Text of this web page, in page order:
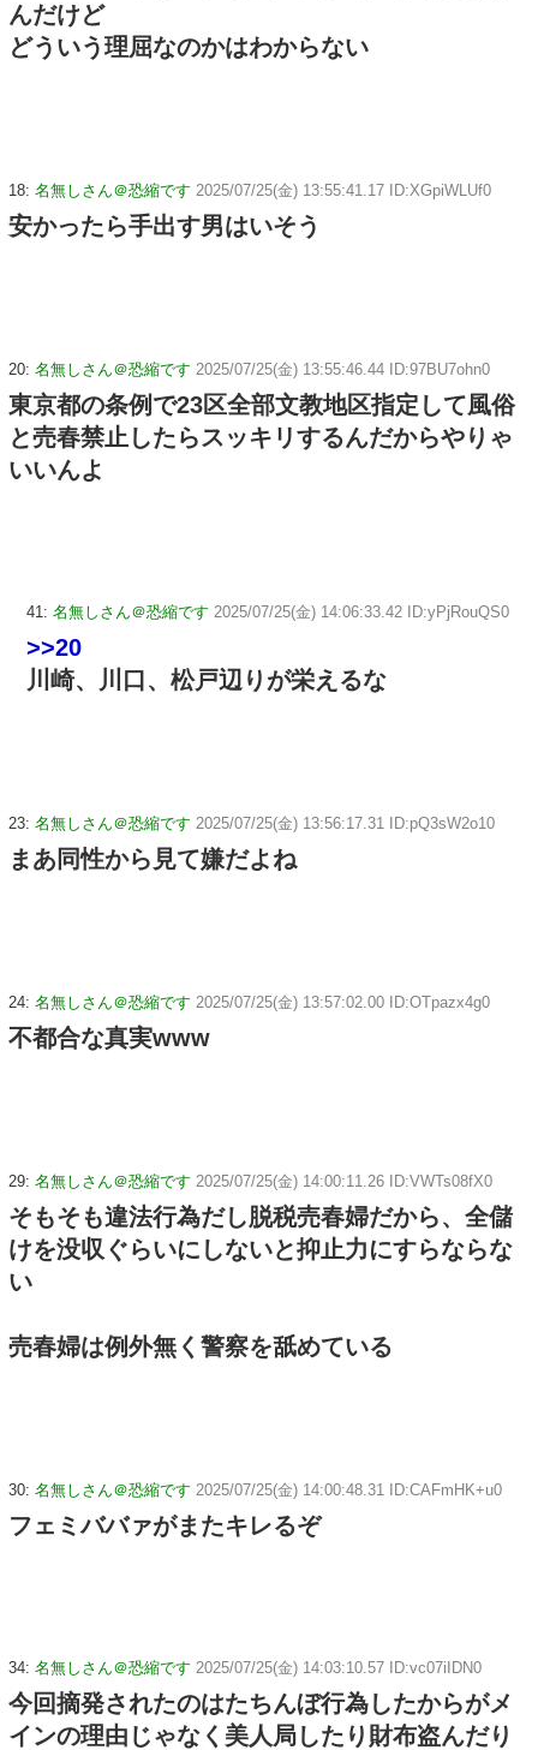
んだけど
どういう理屈なのかはわからない
18: 名無しさん＠恐縮です 2025/07/25(金) 13:55:41.17 ID:XGpiWLUf0
安かったら手出す男はいそう
20: 名無しさん＠恐縮です 2025/07/25(金) 13:55:46.44 ID:97BU7ohn0
東京都の条例で23区全部文教地区指定して風俗
と売春禁止したらスッキリするんだからやりゃ
いいんよ
41: 名無しさん＠恐縮です 2025/07/25(金) 14:06:33.42 ID:yPjRouQS0
>>20
川崎、川口、松戸辺りが栄えるな
23: 名無しさん＠恐縮です 2025/07/25(金) 13:56:17.31 ID:pQ3sW2o10
まあ同性から見て嫌だよね
24: 名無しさん＠恐縮です 2025/07/25(金) 13:57:02.00 ID:OTpazx4g0
不都合な真実www
29: 名無しさん＠恐縮です 2025/07/25(金) 14:00:11.26 ID:VWTs08fX0
そもそも違法行為だし脱税売春婦だから、全儲
けを没収ぐらいにしないと抑止力にすらならな
い
売春婦は例外無く警察を舐めている
30: 名無しさん＠恐縮です 2025/07/25(金) 14:00:48.31 ID:CAFmHK+u0
フェミババァがまたキレるぞ
34: 名無しさん＠恐縮です 2025/07/25(金) 14:03:10.57 ID:vc07iIDN0
今回摘発されたのはたちんぼ行為したからがメ
インの理由じゃなく美人局したり財布盗んだり